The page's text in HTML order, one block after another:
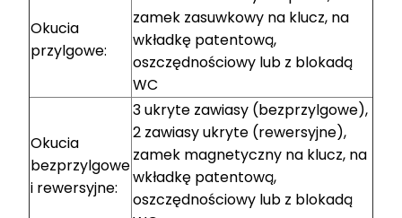
Okucia
przylgowe:
zamek zasuwkowy na klucz, na
wkładkę patentową,
oszczędnościowy lub z blokadą
WC
Okucia
bezprzylgowe
i rewersyjne:
3 ukryte zawiasy (bezprzylgowe),
2 zawiasy ukryte (rewersyjne),
zamek magnetyczny na klucz, na
wkładkę patentową,
oszczędnościowy lub z blokadą